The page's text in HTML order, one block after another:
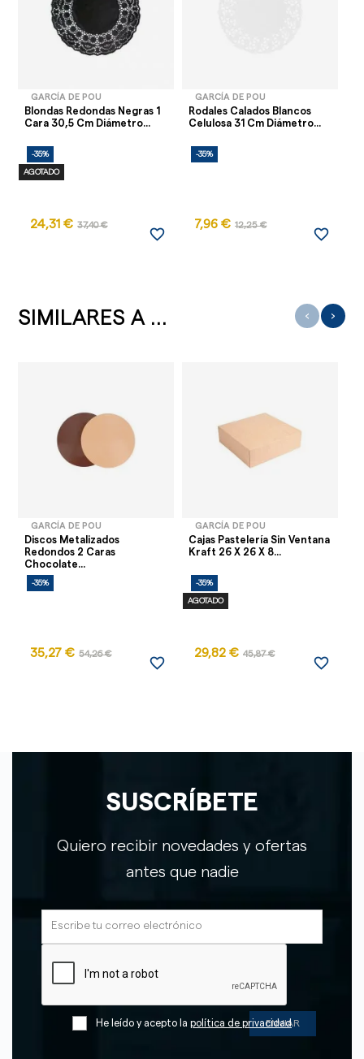
GARCÍA DE POU
Blondas Redondas Negras 1
Cara 30,5 Cm Diámetro...
-35%
AGOTADO
24,31 € 37,40 €
favorite_border
GARCÍA DE POU
Rodales Calados Blancos
Celulosa 31 Cm Diámetro...
-35%
7,96 € 12,25 €
favorite_border
SIMILARES A ...
GARCÍA DE POU
Discos Metalizados
Redondos 2 Caras
Chocolate...
-35%
35,27 € 54,26 €
favorite_border
GARCÍA DE POU
Cajas Pastelería Sin Ventana
Kraft 26 X 26 X 8...
-35%
AGOTADO
29,82 € 45,87 €
favorite_border
‹ ›
SUSCRÍBETE
Quiero recibir novedades y ofertas
antes que nadie
He leído y acepto la política de privacidad